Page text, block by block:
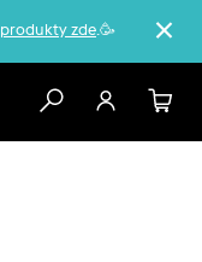
produkty zde.🥳